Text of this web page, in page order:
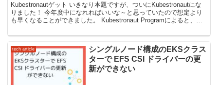
Kubestronautゲット いきなり本題ですが、ついにKubestronautにな
りました！ 今年度中になれればいいな～と思っていたので想定より
も早くなることができました。 Kubestronaut Programによると、現
tech article
シングルノード構成のEKSクラス
ターで EFS CSI ドライバーの更
新ができない